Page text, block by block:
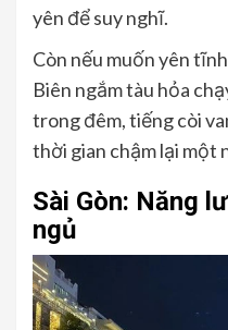
yên để suy nghĩ.
Còn nếu muốn yên
Biên ngắm tàu hỏa
trong đêm, tiếng còi
thời gian chậm lại một
Sài Gòn: Năng
ngủ